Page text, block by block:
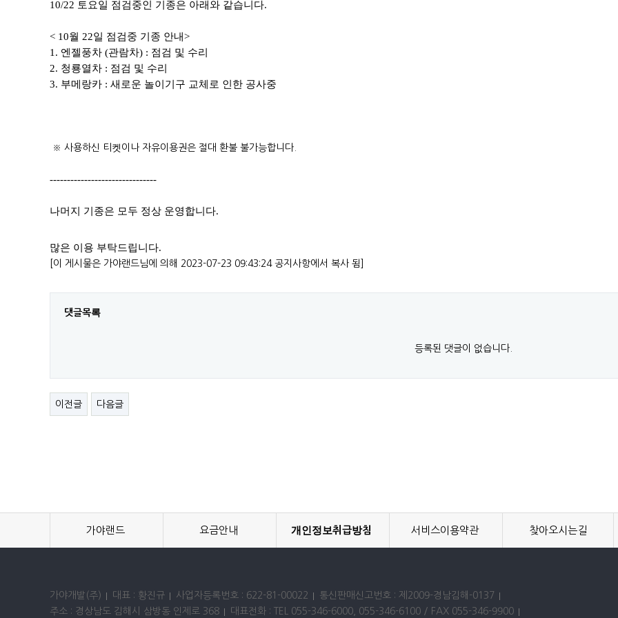
10/22 토요일 점검중인 기종은 아래와 같습니다.
< 10월 22일 점검중 기종 안내>
1. 엔젤풍차 (관람차) : 점검 및 수리
2. 청룡열차 : 점검 및 수리
3. 부메랑카 : 새로운 놀이기구 교체로 인한 공사중
​ ​※ 사용하신 티켓이나 자유이용권은 절대 환불 불가능합니다.
-------------------------------
나머지 기종은 모두 정상 운영합니다.
많은 이용 부탁드립니다.
[이 게시물은 가야랜드님에 의해 2023-07-23 09:43:24 공지사항에서 복사 됨]
댓글목록
등록된 댓글이 없습니다.
이전글 다음글
가야랜드 요금안내 개인정보취급방침 서비스이용약관 찾아오시는길
가야개발(주) 대표 : 황진규 사업자등록번호 : 622-81-00022
통신판매신고번호 : 제2009-경남김해-0137
주소 : 경상남도 김해시 삼방동 인제로 368
대표전화 : TEL 055-346-6000, 055-346-6100 / FAX 055-346-9900